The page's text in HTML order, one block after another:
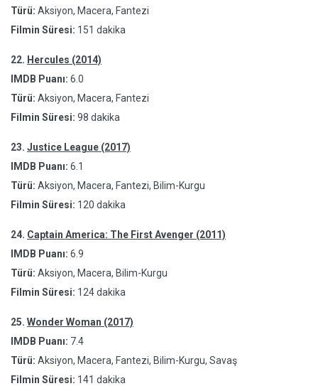
Türü: Aksiyon, Macera, Fantezi
Filmin Süresi: 151 dakika
22. Hercules (2014)
IMDB Puanı: 6.0
Türü: Aksiyon, Macera, Fantezi
Filmin Süresi: 98 dakika
23. Justice League (2017)
IMDB Puanı: 6.1
Türü: Aksiyon, Macera, Fantezi, Bilim-Kurgu
Filmin Süresi: 120 dakika
24. Captain America: The First Avenger (2011)
IMDB Puanı: 6.9
Türü: Aksiyon, Macera, Bilim-Kurgu
Filmin Süresi: 124 dakika
25. Wonder Woman (2017)
IMDB Puanı: 7.4
Türü: Aksiyon, Macera, Fantezi, Bilim-Kurgu, Savaş
Filmin Süresi: 141 dakika